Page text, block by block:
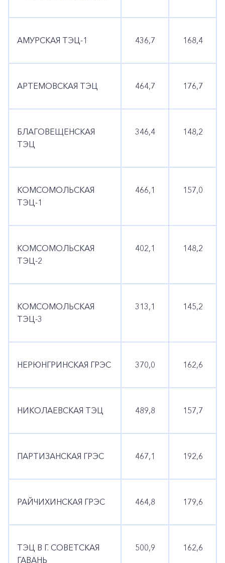
АМУРСКАЯ ТЭЦ-1 436,7 168,4
АРТЕМОВСКАЯ ТЭЦ 464,7 176,7
БЛАГОВЕЩЕНСКАЯ
ТЭЦ
346,4 148,2
КОМСОМОЛЬСКАЯ
ТЭЦ-1
466,1 157,0
КОМСОМОЛЬСКАЯ
ТЭЦ-2
402,1 148,2
КОМСОМОЛЬСКАЯ
ТЭЦ-3
313,1 145,2
НЕРЮНГРИНСКАЯ ГРЭС 370,0 162,6
НИКОЛАЕВСКАЯ ТЭЦ 489,8 157,7
ПАРТИЗАНСКАЯ ГРЭС 467,1 192,6
РАЙЧИХИНСКАЯ ГРЭС 464,8 179,6
ТЭЦ В Г. СОВЕТСКАЯ
ГАВАНЬ
500,9 162,6